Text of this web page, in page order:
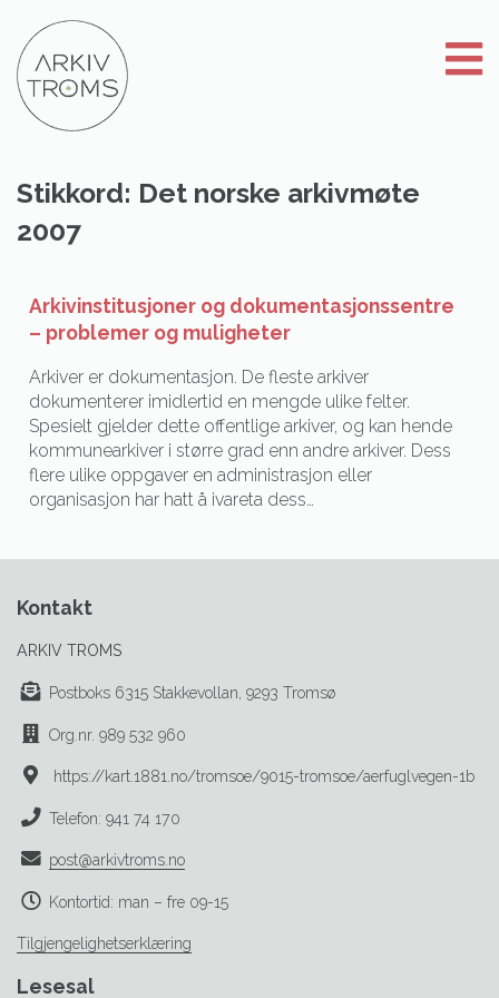
innhold
Stikkord: Det norske arkivmøte
2007
Arkivinstitusjoner og dokumentasjonssentre
– problemer og muligheter
Arkiver er dokumentasjon. De fleste arkiver
dokumenterer imidlertid en mengde ulike felter.
Spesielt gjelder dette offentlige arkiver, og kan hende
kommunearkiver i større grad enn andre arkiver. Dess
flere ulike oppgaver en administrasjon eller
organisasjon har hatt å ivareta dess…
Kontakt
ARKIV TROMS
Postboks 6315 Stakkevollan, 9293 Tromsø
Org.nr. 989 532 960
https://kart.1881.no/tromsoe/9015-tromsoe/aerfuglvegen-1b
Telefon: 941 74 170
post@arkivtroms.no
Kontortid: man – fre 09-15
Tilgjengelighetserklæring
Lesesal